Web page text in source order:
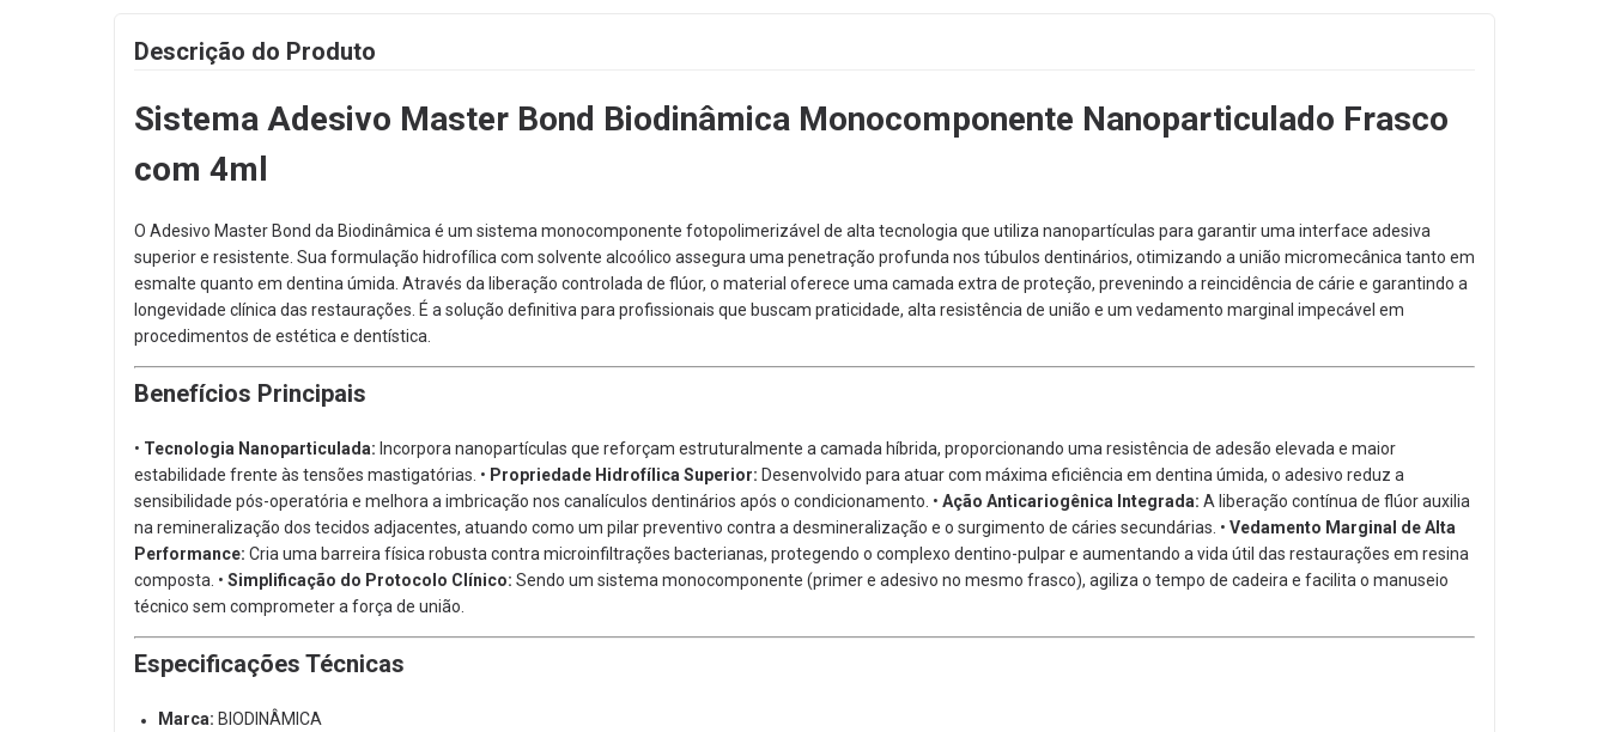
Descrição do Produto
Sistema Adesivo Master Bond Biodinâmica Monocomponente Nanoparticulado Frasco
com 4ml
O Adesivo Master Bond da Biodinâmica é um sistema monocomponente fotopolimerizável de alta tecnologia que utiliza nanopartículas para garantir uma interface adesiva
superior e resistente. Sua formulação hidrofílica com solvente alcoólico assegura uma penetração profunda nos túbulos dentinários, otimizando a união micromecânica tanto em
esmalte quanto em dentina úmida. Através da liberação controlada de flúor, o material oferece uma camada extra de proteção, prevenindo a reincidência de cárie e garantindo a
longevidade clínica das restaurações. É a solução definitiva para profissionais que buscam praticidade, alta resistência de união e um vedamento marginal impecável em
procedimentos de estética e dentística.
Benefícios Principais
• Tecnologia Nanoparticulada: Incorpora nanopartículas que reforçam estruturalmente a camada híbrida, proporcionando uma resistência de adesão elevada e maior
estabilidade frente às tensões mastigatórias. • Propriedade Hidrofílica Superior: Desenvolvido para atuar com máxima eficiência em dentina úmida, o adesivo reduz a
sensibilidade pós-operatória e melhora a imbricação nos canalículos dentinários após o condicionamento. • Ação Anticariogênica Integrada: A liberação contínua de flúor auxilia
na remineralização dos tecidos adjacentes, atuando como um pilar preventivo contra a desmineralização e o surgimento de cáries secundárias. • Vedamento Marginal de Alta
Performance: Cria uma barreira física robusta contra microinfiltrações bacterianas, protegendo o complexo dentino-pulpar e aumentando a vida útil das restaurações em resina
composta. • Simplificação do Protocolo Clínico: Sendo um sistema monocomponente (primer e adesivo no mesmo frasco), agiliza o tempo de cadeira e facilita o manuseio
técnico sem comprometer a força de união.
Especificações Técnicas
Marca: BIODINÂMICA